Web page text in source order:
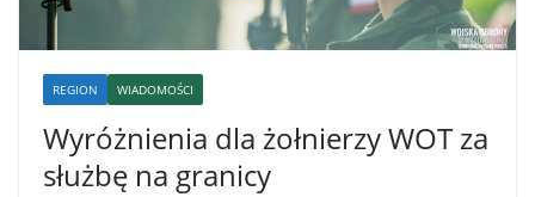
REGION WIADOMOŚCI
Wyróżnienia dla żołnierzy WOT za
służbę na granicy